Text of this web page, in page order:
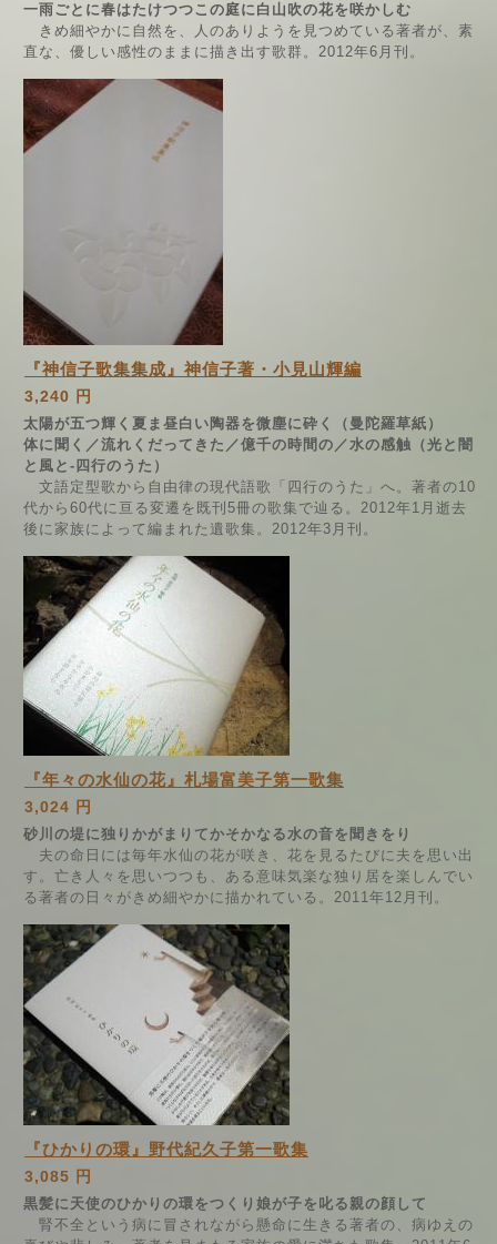
一雨ごとに春はたけつつこの庭に白山吹の花を咲かしむ
きめ細やかに自然を、人のありようを見つめている著者が、素
直な、優しい感性のままに描き出す歌群。2012年6月刊。
『神信子歌集集成』神信子著・小見山輝編
3,240 円
太陽が五つ輝く夏ま昼白い陶器を微塵に砕く（曼陀羅草紙）
体に聞く／流れくだってきた／億千の時間の／水の感触（光と闇
と風と-四行のうた）
文語定型歌から自由律の現代語歌「四行のうた」へ。著者の10
代から60代に亘る変遷を既刊5冊の歌集で辿る。2012年1月逝去
後に家族によって編まれた遺歌集。2012年3月刊。
『年々の水仙の花』札場富美子第一歌集
3,024 円
砂川の堤に独りかがまりてかそかなる水の音を聞きをり
夫の命日には毎年水仙の花が咲き、花を見るたびに夫を思い出
す。亡き人々を思いつつも、ある意味気楽な独り居を楽しんでい
る著者の日々がきめ細やかに描かれている。2011年12月刊。
『ひかりの環』野代紀久子第一歌集
3,085 円
黒髪に天使のひかりの環をつくり娘が子を叱る親の顔して
腎不全という病に冒されながら懸命に生きる著者の、病ゆえの